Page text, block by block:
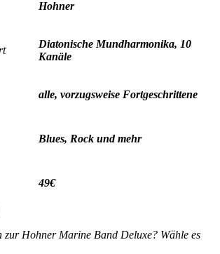
Hohner
Diatonische Mundharmonika, 10
Kanäle
alle, vorzugsweise Fortgeschrittene
Blues, Rock und mehr
49€
zur Hohner Marine Band Deluxe? Wähle es